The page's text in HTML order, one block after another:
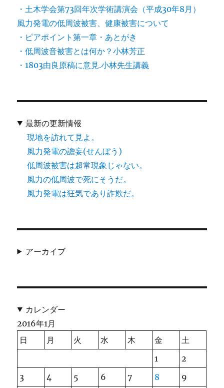
・土木学会第73回年次学術講演会（平成30年8月）
風力発電の低周波被害、健康被害について
・ピアポイント第一章・あとがき
・低周波音被害とは何か？小林芳正
・1803由良原稿に意見.小林先生講義
最新の更新情報
現地を訪れて見よ。
風力発電の譫妄(せんぼう)
低周波被害は超常現象じゃない。
風力の低周波で死にそうだ。
風力発電は狂気であり詐欺だ。
アーカイブ
カレンダー
2016年1月
日
月 火 水 木 金
土
1
2
3
4 5 6 7 8
9